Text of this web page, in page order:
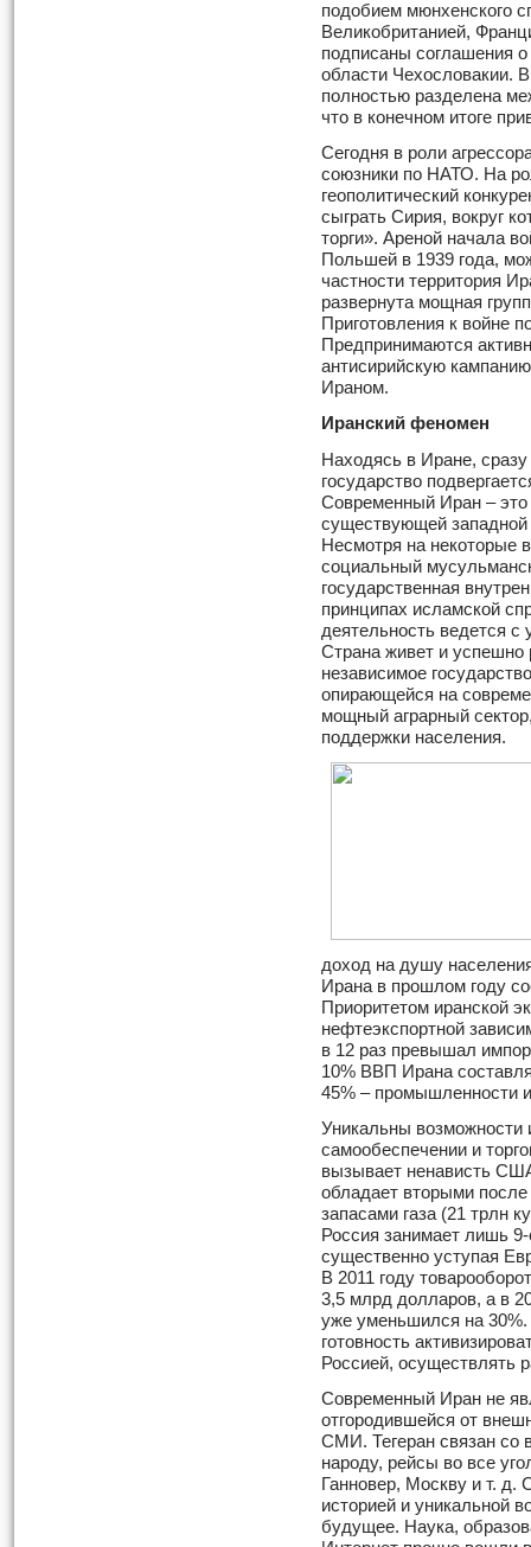
подобием мюнхенского
Великобританией,
подписаны соглашения
области Чехословакии.
полностью разделена
что в конечном итоге
Сегодня в роли
союзники по НАТО. На
геополитический
сыграть Сирия, вокруг
торги». Ареной начала
Польшей в 1939 года,
частности территория
развернута мощная
Приготовления к войне
Предпринимаются
антисирийскую
Ираном.
Иранский феномен
Находясь в Иране,
государство
Современный Иран – это
существующей западной
Несмотря на некоторые
социальный
государственная
принципах исламской
деятельность ведется
Страна живет и успешно
независимое
опирающейся на
мощный аграрный
поддержки населения.
доход на душу
Ирана в прошлом году
Приоритетом иранской
нефтеэкспортной
в 12 раз превышал
10% ВВП Ирана
45% – промышленности
Уникальны возможности
самообеспечении и
вызывает ненависть
обладает вторыми
запасами газа (21 трлн
Россия занимает лишь
существенно уступая
В 2011 году
3,5 млрд долларов, а в
уже уменьшился на
готовность
Россией, осуществлять
Современный Иран не
отгородившейся от
СМИ. Тегеран связан со
народу, рейсы во все
Ганновер, Москву и т. д.
историей и уникальной
будущее. Наука,